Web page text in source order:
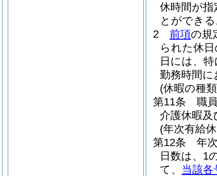
休時間が
とができ
2
前項の規
られた休
日には、
勤務時間
(休暇の種
第11条
職
介護休暇
(年次有給
第12条
年
日数は、1
て、 当該各